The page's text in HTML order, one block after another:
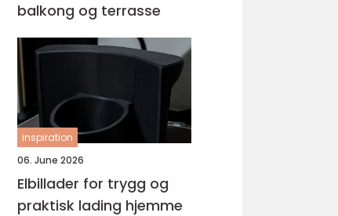
balkong og terrasse
inspiration
06. June 2026
Elbillader for trygg og
praktisk lading hjemme